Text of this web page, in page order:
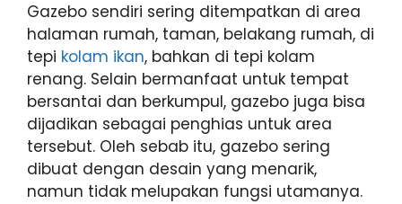
Gazebo sendiri sering ditempatkan di area
halaman rumah, taman, belakang rumah, di
tepi kolam ikan, bahkan di tepi kolam
renang. Selain bermanfaat untuk tempat
bersantai dan berkumpul, gazebo juga bisa
dijadikan sebagai penghias untuk area
tersebut. Oleh sebab itu, gazebo sering
dibuat dengan desain yang menarik,
namun tidak melupakan fungsi utamanya.